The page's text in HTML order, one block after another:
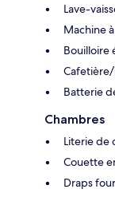
Lave-
Machine
Bouilloire
Batterie
Chambres
Literie de
Couette
Draps